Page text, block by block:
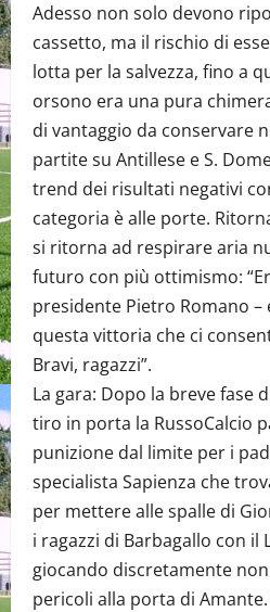
Adesso non solo devono
cassetto, ma il rischio di
lotta per la salvezza, fino a
orsono era una pura
di vantaggio da conservare
partite su Antillese e S.
trend dei risultati negativi
categoria è alle porte.
si ritorna ad respirare aria
futuro con più ottimismo:
presidente Pietro Romano –
questa vittoria che ci
Bravi, ragazzi”.
La gara: Dopo la breve fase
tiro in porta la RussoCalcio
punizione dal limite per i
specialista Sapienza che
per mettere alle spalle di
i ragazzi di Barbagallo con il
giocando discretamente
pericoli alla porta di